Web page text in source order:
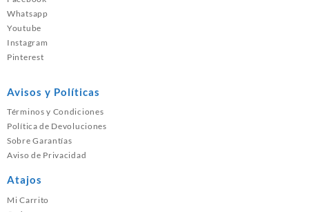
Whatsapp
Youtube
Instagram
Pinterest
Avisos y Políticas
Términos y Condiciones
Política de Devoluciones
Sobre Garantías
Aviso de Privacidad
Atajos
Mi Carrito